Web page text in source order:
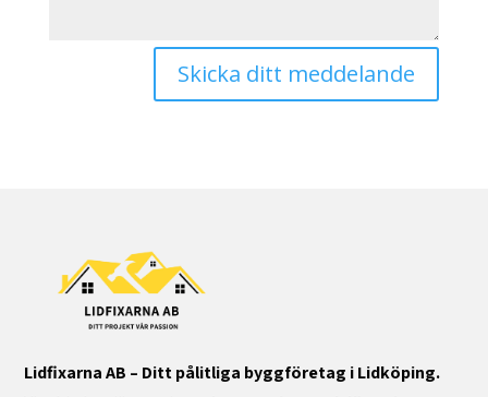
Skicka ditt meddelande
Lidfixarna AB – Ditt pålitliga byggföretag i Lidköping.